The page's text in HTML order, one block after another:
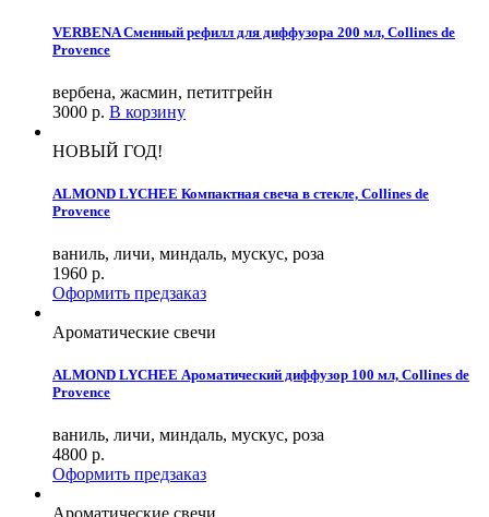
VERBENA Сменный рефилл для диффузора 200 мл, Collines de
Provence
вербена, жасмин, петитгрейн
3000 р. В корзину
НОВЫЙ ГОД!
ALMOND LYCHEE Компактная свеча в стекле, Collines de
Provence
ваниль, личи, миндаль, мускус, роза
1960 р.
Оформить предзаказ
Ароматические свечи
ALMOND LYCHEE Ароматический диффузор 100 мл, Collines de
Provence
ваниль, личи, миндаль, мускус, роза
4800 р.
Оформить предзаказ